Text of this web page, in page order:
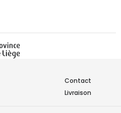
Livraison
Contact